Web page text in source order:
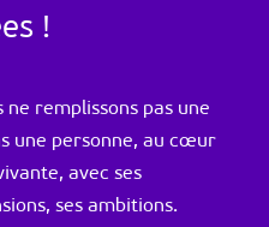
!
ne remplissons pas une
une personne, au cœur
avec ses
ses ambitions.